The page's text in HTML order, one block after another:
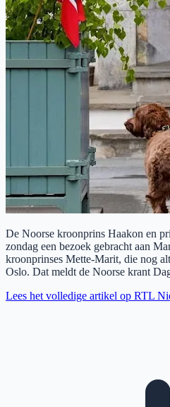
De Noorse kroonprins Haakon en
zondag een bezoek gebracht aan
kroonprinses Mette-Marit, die nog
Oslo. Dat meldt de Noorse krant
Lees het volledige artikel op RTL